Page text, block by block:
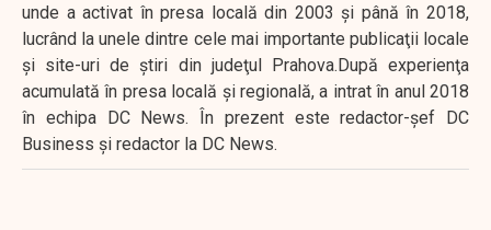
unde a activat în presa locală din 2003 şi până în 2018,
lucrând la unele dintre cele mai importante publicaţii locale
şi site-uri de ştiri din judeţul Prahova.După experienţa
acumulată în presa locală şi regională, a intrat în anul 2018
în echipa DC News. În prezent este redactor-şef DC
Business şi redactor la DC News.